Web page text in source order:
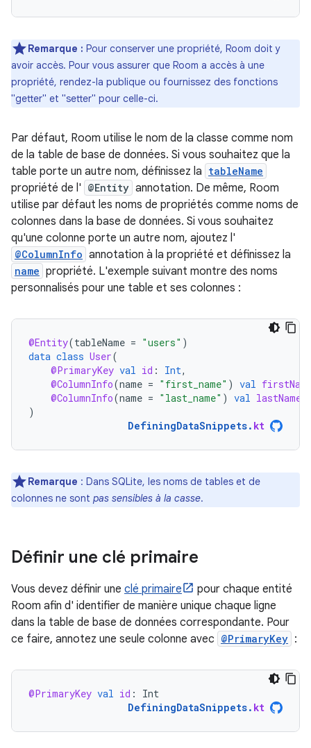
Remarque : Pour conserver une propriété, Room doit y
avoir accès. Pour vous assurer que Room a accès à une
propriété, rendez-la publique ou fournissez des fonctions
"getter" et "setter" pour celle-ci.
Par défaut, Room utilise le nom de la classe comme nom
de la table de base de données. Si vous souhaitez que la
table porte un autre nom, définissez la tableName
propriété de l' @Entity annotation. De même, Room
utilise par défaut les noms de propriétés comme noms de
colonnes dans la base de données. Si vous souhaitez
qu'une colonne porte un autre nom, ajoutez l'
@ColumnInfo annotation à la propriété et définissez la
name propriété. L'exemple suivant montre des noms
personnalisés pour une table et ses colonnes :
@Entity(tableName = "users" )
data class User(
@PrimaryKey val id : Int,
@ColumnInfo(name = "first_name" ) val
@ColumnInfo(name = "last_name" ) val lastName
)
DefiningDataSnippets. kt
Remarque : Dans SQLite, les noms de tables et de
colonnes ne sont pas sensibles à la casse.
Définir une clé primaire
Vous devez définir une clé primaire
pour chaque entité
Room afin d' identifier de manière unique chaque ligne
dans la table de base de données correspondante. Pour
ce faire, annotez une seule colonne avec @PrimaryKey :
@PrimaryKey val id :
Int
DefiningDataSnippets. kt